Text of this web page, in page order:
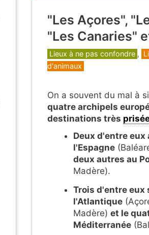
"Les Açores",
"Les Canaries"
Catégories
Lieux à ne pas confondre ,
d'animaux
On a souvent du mal à
quatre archipels
destinations très
Deux d'entre
l'Espagne
deux autres au
Madère).
Trois d'entre eux
l'Atlantique
Madère) et le
Méditerranée